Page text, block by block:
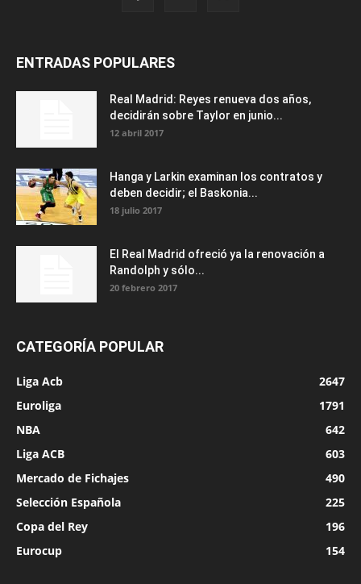
ENTRADAS POPULARES
Real Madrid: Reyes renueva dos años,
decidirán sobre Taylor en junio...
12 abril 2017
Hanga y Larkin examinan los contratos y
deben decidir; el Baskonia...
18 julio 2017
El Real Madrid ofreció ya la renovación a
Randolph y sólo...
20 febrero 2017
CATEGORÍA POPULAR
Liga Acb
2647
Euroliga
1791
NBA
642
Liga ACB
603
Mercado de Fichajes
490
Selección Española
225
Copa del Rey
196
Eurocup
154